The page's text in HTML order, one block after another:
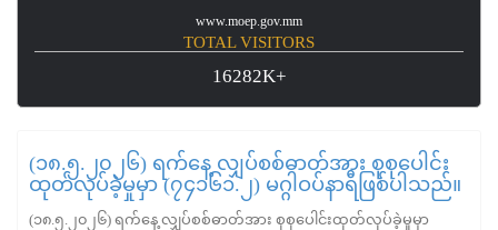
www.moep.gov.mm
TOTAL VISITORS
16282K+
(၁၈.၅.၂၀၂၆) ရက်နေ့ လျှပ်စစ်ဓာတ်အား စုစုပေါင်း
ထုတ်လုပ်ခဲ့မှုမှာ (၇၄၁၆၁.၂) မဂ္ဂါဝပ်နာရီဖြစ်ပါသည်။
(၁၈.၅.၂၀၂၆) ရက်နေ့ လျှပ်စစ်ဓာတ်အား စုစုပေါင်းထုတ်လုပ်ခဲ့မှုမှာ